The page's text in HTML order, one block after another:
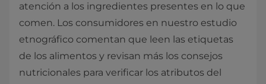
atención a los ingredientes presentes en lo que
comen. Los consumidores en nuestro estudio
etnográfico comentan que leen las etiquetas
de los alimentos y revisan más los consejos
nutricionales para verificar los atributos del